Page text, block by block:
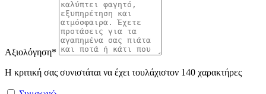
Αξιολόγηση*
Η κριτική σας συνιστάται να έχει τουλάχιστον 140 χαρακτήρες